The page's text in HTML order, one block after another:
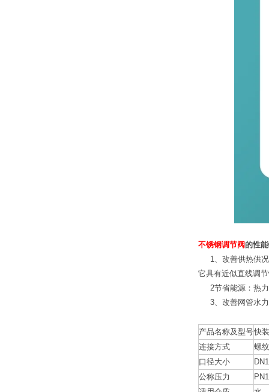
不锈钢调节阀 的性
1、改善供热供况
它具有近似直线调
2节省能源：热力
3、改善网管水力
产品名称及型号快
连接方式
螺
口径大小
公称压力